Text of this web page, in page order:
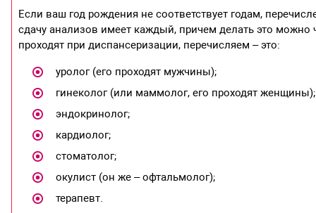
Если ваш год рождения не соответствует годам,
сдачу анализов имеет каждый, причем делать это можно
проходят при диспансеризации, перечисляем – это:
уролог (его проходят мужчины);
гинеколог (или маммолог, его проходят женщины);
эндокринолог;
кардиолог;
стоматолог;
окулист (он же – офтальмолог);
терапевт.